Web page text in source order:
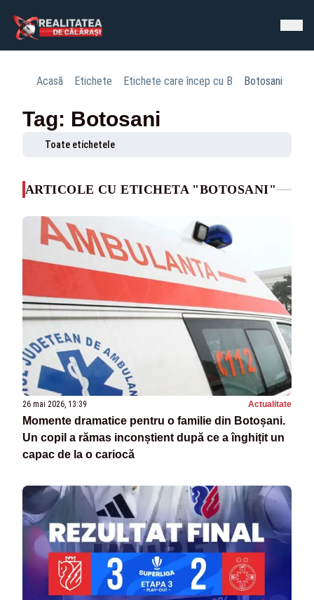
Acasă Etichete Etichete care încep cu B Botosani
Tag: Botosani
Toate etichetele
ARTICOLE CU ETICHETA "BOTOSANI"
26 mai 2026, 13:39 Actualitate
Momente dramatice pentru o familie din Botoșani.
Un copil a rămas inconștient după ce a înghițit un
capac de la o cariocă